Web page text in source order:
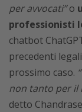
per avvocati”o
professionisti
chatbot
precedenti
prossimo caso.
non tanto per il
detto